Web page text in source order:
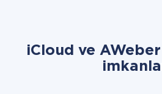
iCloud ve